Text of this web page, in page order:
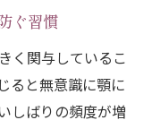
ぐ習慣
く関与しているこ
ると無意識に顎に
しばりの頻度が増